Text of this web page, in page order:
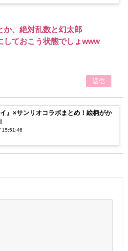
か、絶対乱数と幻太郎
しておこう状態でしょwww
返信
イ』×サンリオコラボまとめ！絵柄がか
15:51:46